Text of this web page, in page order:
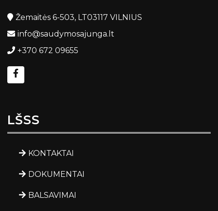
Žemaitės 6-503, LT03117 VILNIUS
info@saudymosajunga.lt
+370 672 09655
LŠSS
KONTAKTAI
DOKUMENTAI
BALSAVIMAI